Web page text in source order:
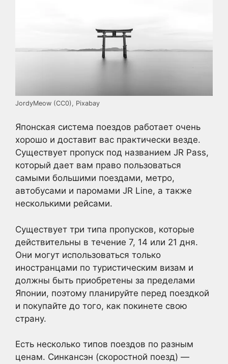
JordyMeow (CC0), Pixabay
Японская система поездов работает очень
хорошо и доставит вас практически везде.
Существует пропуск под названием JR Pass,
который дает вам право пользоваться
самыми большими поездами, метро,
автобусами и паромами JR Line, а также
несколькими рейсами.
Существует три типа пропусков, которые
действительны в течение 7, 14 или 21 дня.
Они могут использоваться только
иностранцами по туристическим визам и
должны быть приобретены за пределами
Японии, поэтому планируйте перед поездкой
и покупайте до того, как покинете свою
страну.
Есть несколько типов поездов по разным
ценам. Синкансэн (скоростной поезд) —